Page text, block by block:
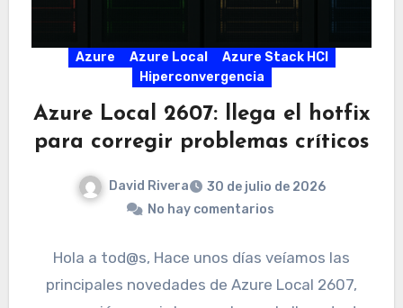
Azure Azure Local
Azure Stack HCI
Hiperconvergencia
Azure Local 2607: llega el hotfix
para corregir problemas críticos
David Rivera
30 de julio de 2026
No hay comentarios
Hola a tod@s, Hace unos días veíamos las
principales novedades de Azure Local 2607,